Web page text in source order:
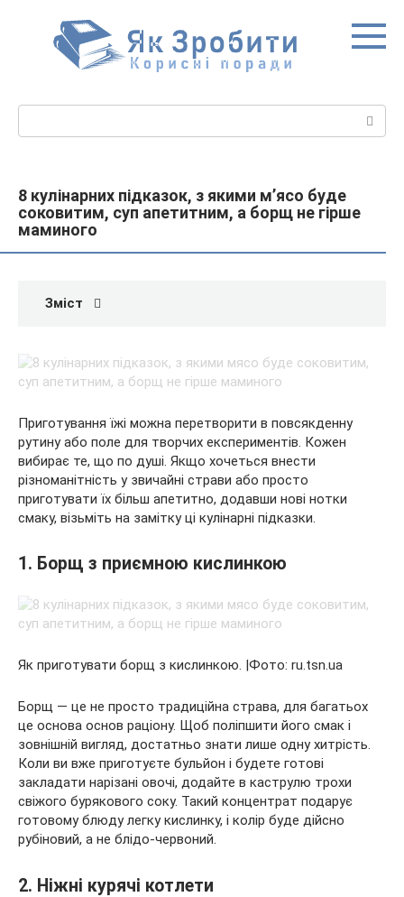
8 кулінарних підказок, з якими м’ясо буде
соковитим, суп апетитним, а борщ не гірше
маминого
Зміст
Приготування їжі можна перетворити в повсякденну
рутину або поле для творчих експериментів. Кожен
вибирає те, що по душі. Якщо хочеться внести
різноманітність у звичайні страви або просто
приготувати їх більш апетитно, додавши нові нотки
смаку, візьміть на замітку ці кулінарні підказки.
1. Борщ з приємною кислинкою
Як приготувати борщ з кислинкою. |Фото: ru.tsn.ua
Борщ — це не просто традиційна страва, для багатьох
це основа основ раціону. Щоб поліпшити його смак і
зовнішній вигляд, достатньо знати лише одну хитрість.
Коли ви вже приготуєте бульйон і будете готові
закладати нарізані овочі, додайте в каструлю трохи
свіжого бурякового соку. Такий концентрат подарує
готовому блюду легку кислинку, і колір буде дійсно
рубіновий, а не блідо-червоний.
2. Ніжні курячі котлети